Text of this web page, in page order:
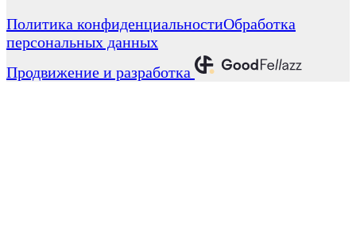
Политика конфиденциальностиОбработка
персональных данных
Продвижение и разработка